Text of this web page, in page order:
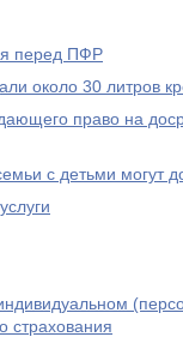
перед ПФР
около 30 литров
право на
с детьми могут
страхования